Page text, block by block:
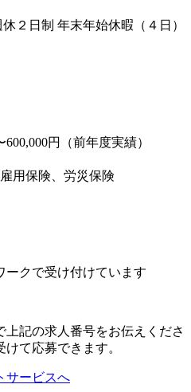
２日制 年末年始休暇（４日）
円（前年度実績）
用保険、労災保険
ークで受け付けています
記の求人番号をお伝えくださ
て応募できます。
サービスへ